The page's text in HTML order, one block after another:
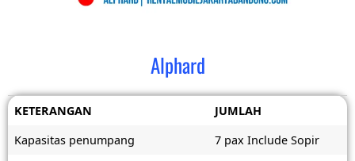
Alphard
KETERANGAN
JUMLAH
Kapasitas penumpang
7 pax Include Sopir